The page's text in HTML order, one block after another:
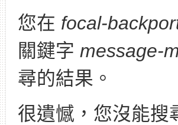
您在 focal-
關鍵字 message-
尋的結果。
很遺憾，您沒能搜